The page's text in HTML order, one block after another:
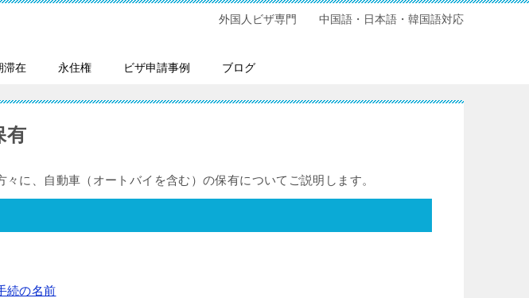
外国人ビザ専門 中国語・日本語・韓国語対応
滞在 永住権 ビザ申請事例 ブログ
有
に、自動車（オートバイを含む）の保有についてご説明します。
続の名前